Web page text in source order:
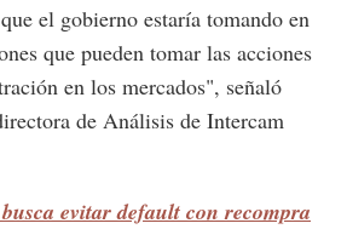
el gobierno estaría tomando en
que pueden tomar las acciones
en los mercados", señaló
de Análisis de Intercam
evitar default con recompra